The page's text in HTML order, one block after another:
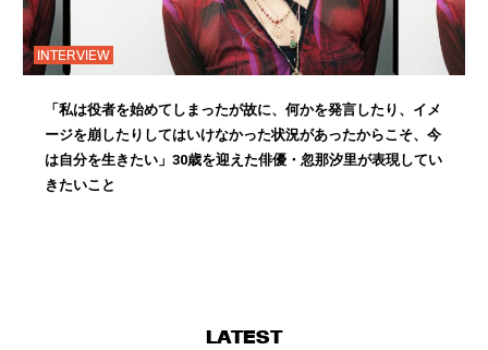
INTERVIEW
「私は役者を始めてしまったが故に、何かを発言したり、イメ
ージを崩したりしてはいけなかった状況があったからこそ、今
は自分を生きたい」30歳を迎えた俳優・忽那汐里が表現してい
きたいこと
LATEST